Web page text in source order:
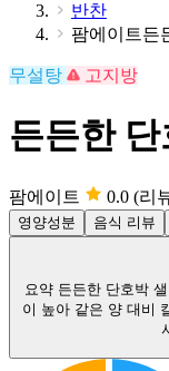
반찬
팜에이트든
무설탕 고지방
든든한
팜에이트 0.0 (리
영양성분 음식 리뷰
요약 든든한 단호박
이 높아 같은 양 대비